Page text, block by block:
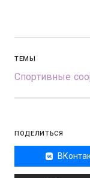
ТЕМЫ
Спортивные
ПОДЕЛИТЬСЯ